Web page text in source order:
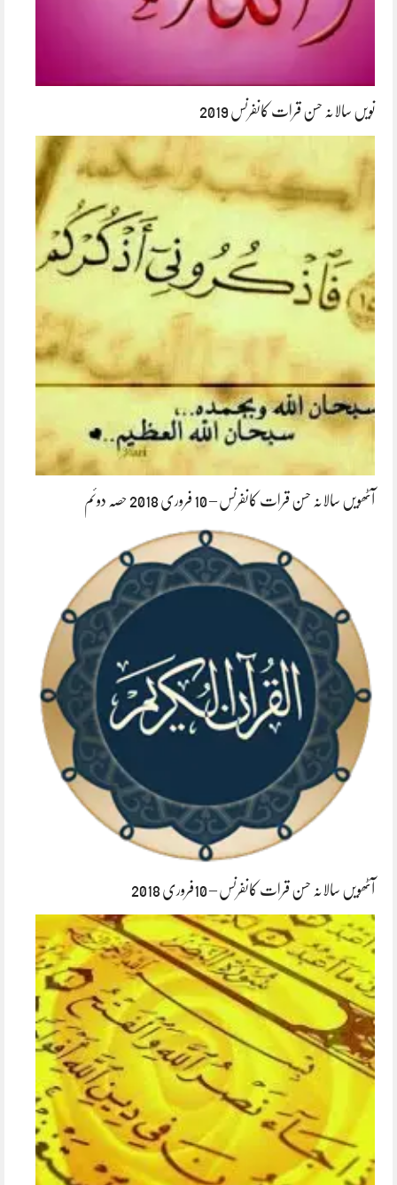
نویں سالانہ حسن قرات کانفرنس 2019
آٹھویں سالانہ حسن قرات کانفرنس – 10 فروری 2018 حصہ دوئم
آٹھویں سالانہ حسن قرات کانفرنس – 10فروری 2018